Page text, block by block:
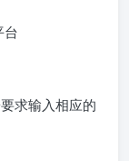
台
求输入相应的